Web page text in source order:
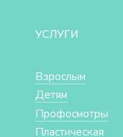
УСЛУГИ
Взрослым
Детям
Профосмотры
Пластическая